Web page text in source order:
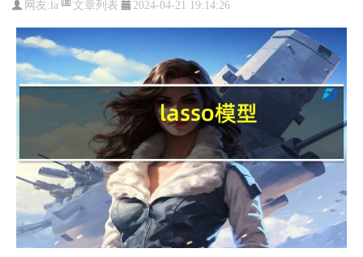
网友:la 文章列表 2024-04-21 19:14:26